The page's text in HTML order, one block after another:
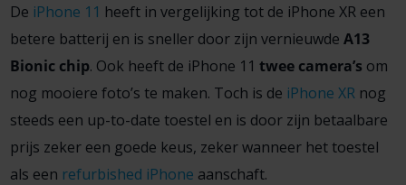
De iPhone 11 heeft in vergelijking tot de iPhone XR een
betere batterij en is sneller door zijn vernieuwde A13
Bionic chip. Ook heeft de iPhone 11 twee camera’s om
nog mooiere foto’s te maken. Toch is de iPhone XRnog
steeds een up-to-date toestel en is door zijn betaalbare
prijs zeker een goede keus, zeker wanneer het toestel
als een refurbished iPhone aanschaft.